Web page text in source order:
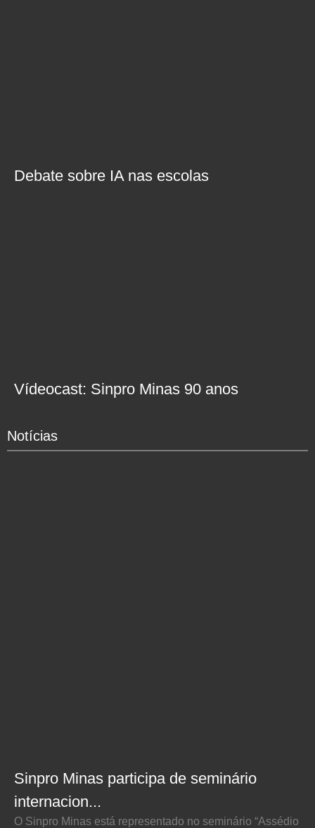
Debate sobre IA nas escolas
Vídeocast: Sinpro Minas 90 anos
Notícias
Sinpro Minas participa de seminário
internacion...
O Sinpro Minas está representado no seminário “Assédio